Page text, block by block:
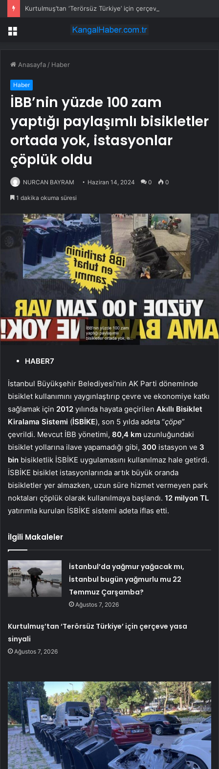
Kurtulmuş’tan ‘Terörsüz Türkiye’ için çerçeve yasa sinyali
Menü
Anasayfa / Haber
Haber
İBB’nin yüzde 100 zam
yaptığı paylaşımlı bisikletler
ortada yok, istasyonlar
çöplük oldu
NURCAN BAYRAM Haziran 14, 2024 0 0
1 dakika okuma süresi
HABER7
İstanbul Büyükşehir Belediyesi’nin AK Parti döneminde
bisiklet kullanımını yaygınlaştırıp çevre ve ekonomiye katkı
sağlamak için 2012 yılında hayata geçirilen Akıllı Bisiklet
Kiralama Sistemi (İSBİKE), son 5 yılda adeta “çöpe”
çevrildi. Mevcut İBB yönetimi, 80,4 km uzunluğundaki
bisiklet yollarına ilave yapamadığı gibi, 300 istasyon ve 3
bin bisikletlik İSBİKE uygulamasını kullanılmaz hale getirdi.
İSBİKE bisiklet istasyonlarında artık büyük oranda
bisikletler yer almazken, uzun süre hizmet vermeyen park
noktaları çöplük olarak kullanılmaya başlandı. 12 milyon TL
yatırımla kurulan İSBİKE sistemi adeta iflas etti.
İlgili Makaleler
İstanbul’da yağmur yağacak mı,
İstanbul bugün yağmurlu mu 22
Temmuz Çarşamba?
Ağustos 7, 2026
Kurtulmuş’tan ‘Terörsüz Türkiye’ için çerçeve yasa
sinyali
Ağustos 7, 2026